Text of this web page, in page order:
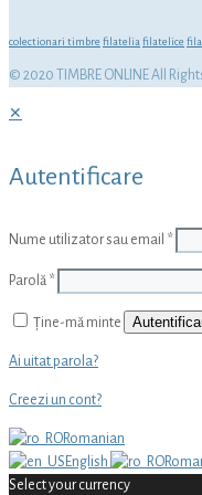
colectionari timbre filatelia filatelice
© 2020 TIMBRE ONLINE All
✕
Autentificare
Nume utilizator sau email *
Parolă *
Ține-mă minte
Ai uitat parola?
Creezi un cont?
Romanian
English
Select your currency